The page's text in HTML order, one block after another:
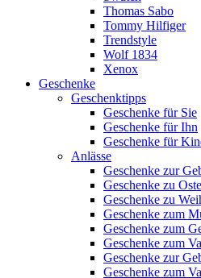
Thomas Sabo
Tommy Hilfiger
Trendstyle
Wolf 1834
Xenox
Geschenke
Geschenktipps
Geschenke für Sie
Geschenke für Ihn
Geschenke für
Anlässe
Geschenke zur
Geschenke zu
Geschenke zu
Geschenke zum
Geschenke zum
Geschenke zum
Geschenke zur
Geschenke zum